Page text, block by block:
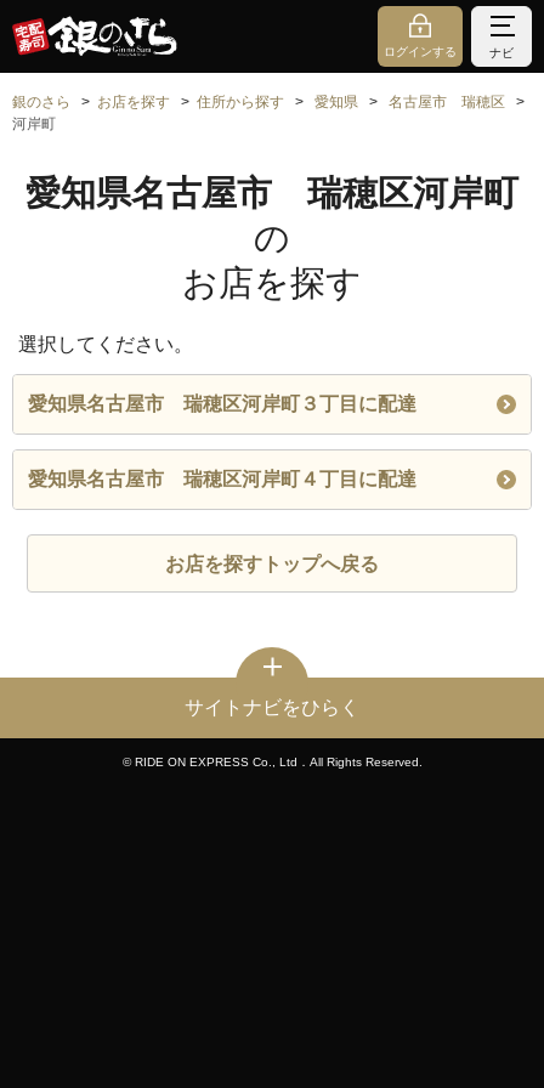
ログインする ナビ
銀のさら お店を探す 住所から探す 愛知県
名古屋市 瑞穂区
河岸町
愛知県名古屋市 瑞穂区河岸町
の
お店を探す
選択してください。
愛知県名古屋市 瑞穂区河岸町３丁目に配達
愛知県名古屋市 瑞穂区河岸町４丁目に配達
お店を探すトップへ戻る
サイトナビをひらく
© RIDE ON EXPRESS Co., Ltd．All Rights Reserved.